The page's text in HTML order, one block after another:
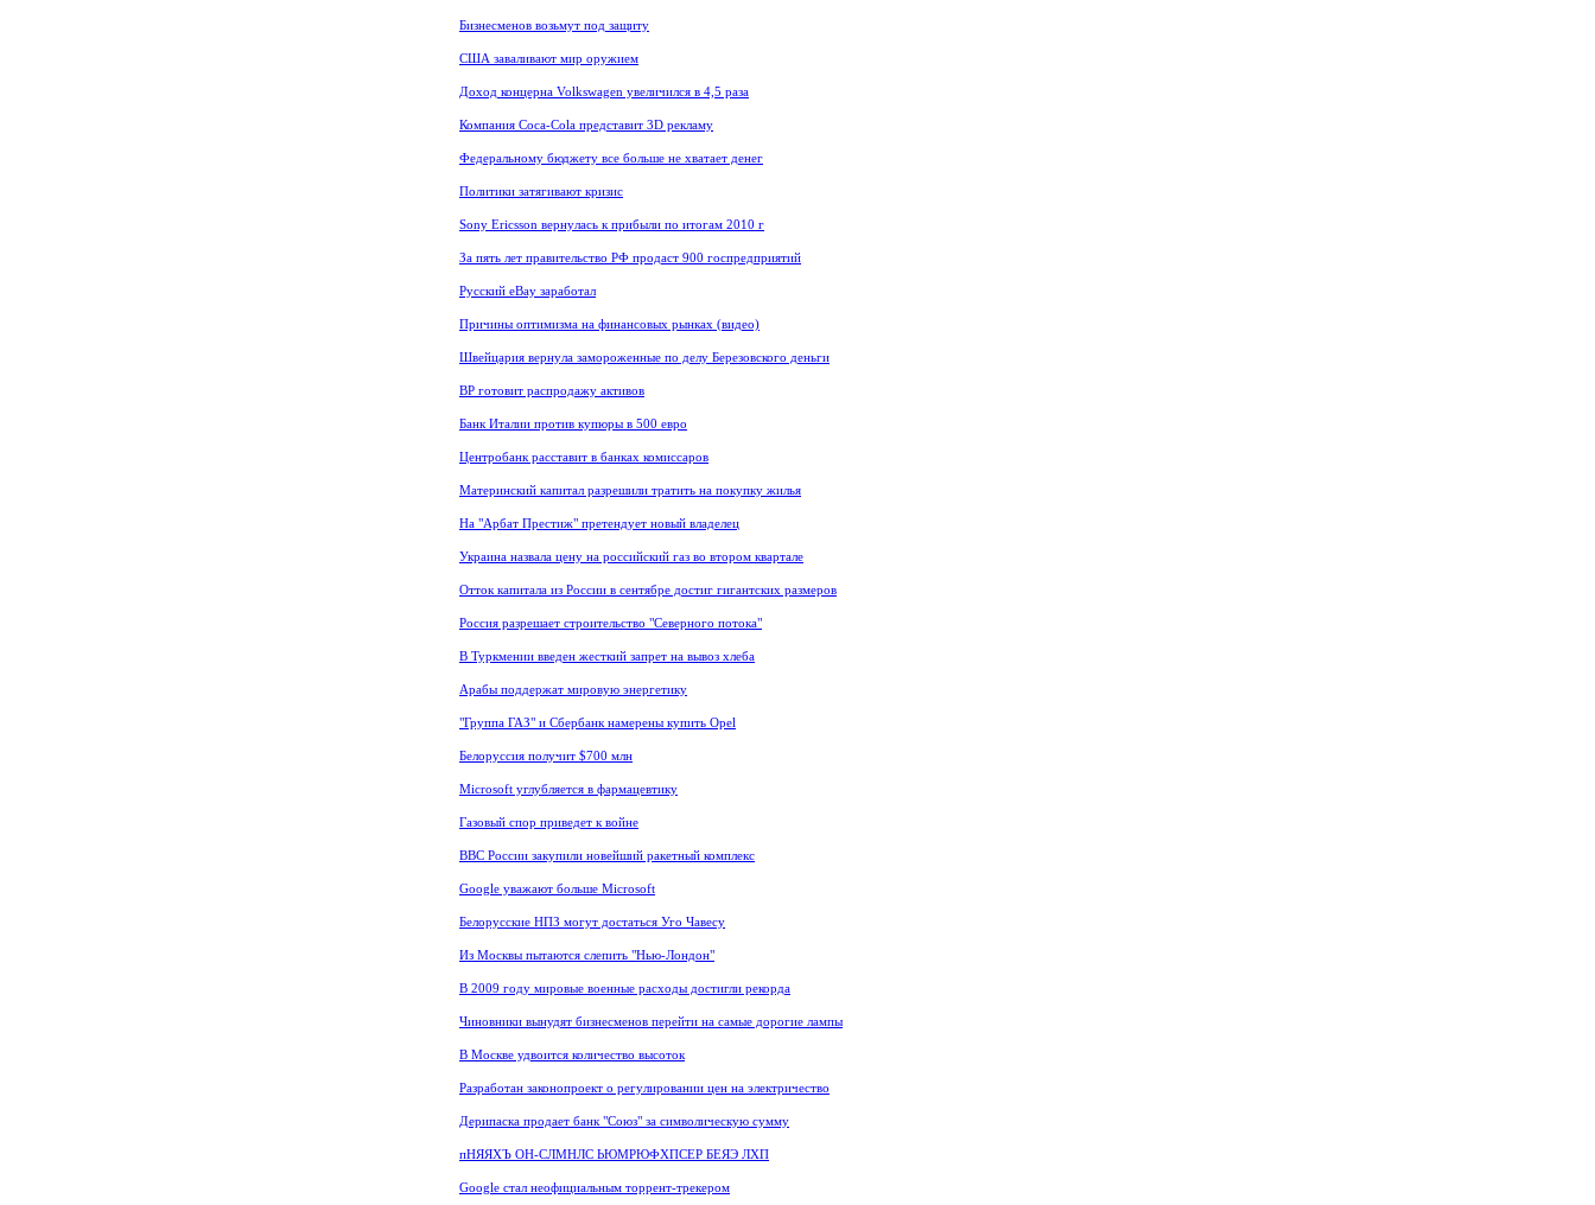
Бизнесменов возьмут под защиту
США заваливают мир оружием
Доход концерна Volkswagen увеличился в 4,5 раза
Компания Coca-Cola представит 3D рекламу
Федеральному бюджету все больше не хватает денег
Политики затягивают кризис
Sony Ericsson вернулась к прибыли по итогам 2010 г
За пять лет правительство РФ продаст 900 госпредприятий
Русский eBay заработал
Причины оптимизма на финансовых рынках (видео)
Швейцария вернула замороженные по делу Березовского деньги
BP готовит распродажу активов
Банк Италии против купюры в 500 евро
Центробанк расставит в банках комиссаров
Материнский капитал разрешили тратить на покупку жилья
На "Арбат Престиж" претендует новый владелец
Украина назвала цену на российский газ во втором квартале
Отток капитала из России в сентябре достиг гигантских размеров
Россия разрешает строительство "Северного потока"
В Туркмении введен жесткий запрет на вывоз хлеба
Арабы поддержат мировую энергетику
"Группа ГАЗ" и Сбербанк намерены купить Opel
Белоруссия получит $700 млн
Microsoft углубляется в фармацевтику
Газовый спор приведет к войне
ВВС России закупили новейший ракетный комплекс
Google уважают больше Microsoft
Белорусские НПЗ могут достаться Уго Чавесу
Из Москвы пытаются слепить "Нью-Лондон"
В 2009 году мировые военные расходы достигли рекорда
Чиновники вынудят бизнесменов перейти на самые дорогие лампы
В Москве удвоится количество высоток
Разработан законопроект о регулировании цен на электричество
Дерипаска продает банк "Союз" за символическую сумму
пНЯЯХЪ ОН-СЛМНЛС ЬЮМРЮФХПСЕР БЕЯЭ ЛХП
Google стал неофициальным торрент-трекером